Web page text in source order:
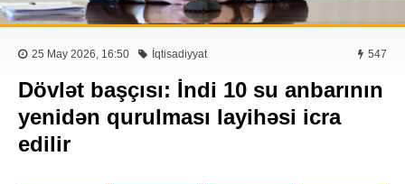
25 May 2026, 16:50 İqtisadiyyat 547
Dövlət başçısı: İndi 10 su anbarının
yenidən qurulması layihəsi icra
edilir